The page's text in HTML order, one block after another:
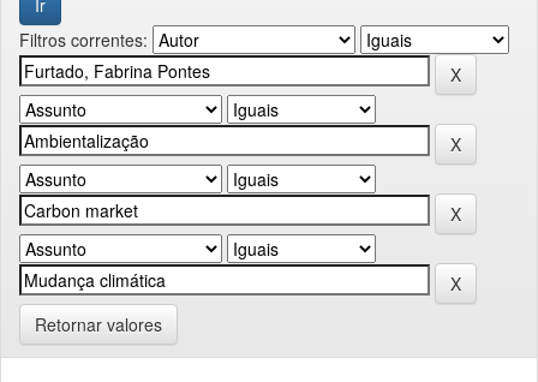
Filtros correntes:
Retornar valores